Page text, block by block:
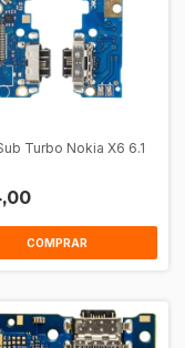
Turbo Nokia X6 6.1